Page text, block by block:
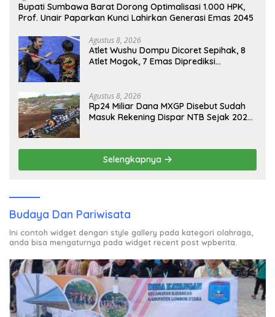
Bupati Sumbawa Barat Dorong Optimalisasi 1.000 HPK,
Prof. Unair Paparkan Kunci Lahirkan Generasi Emas 2045
Agustus 8, 2026
Atlet Wushu Dompu Dicoret Sepihak, 8
Atlet Mogok, 7 Emas Diprediksi
Agustus 8, 2026
Rp24 Miliar Dana MXGP Disebut Sudah
Masuk Rekening Dispar NTB Sejak 2024,
Selengkapnya
Budaya Dan Pariwisata
Ini contoh widget dengan style gallery pada kategori olahraga,
anda bisa mengaturnya pada widget recent post wpberita.